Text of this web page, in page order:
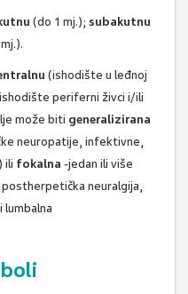
(do 1 mj.); subakutnu
(ishodište u leđnoj
periferni živci i/ili
može biti generalizirana
neuropatije, infektivne,
ili fokalna -jedan ili više
neuralgija,
lumbalna